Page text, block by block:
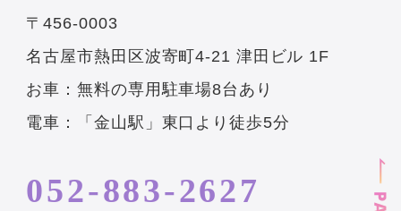
〒456-0003
名古屋市熱田区波寄町4-21 津田ビル 1F
お車：無料の専用駐車場8台あり
電車：「金山駅」東口より徒歩5分
052-883-2627